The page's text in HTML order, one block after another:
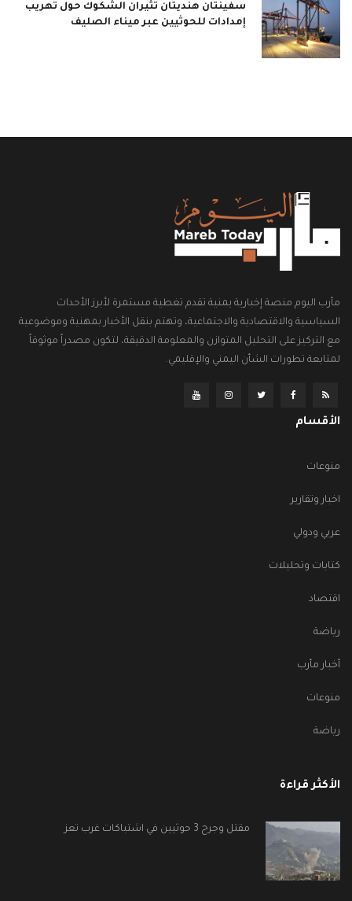
سفينتان هنديتان تثيران الشكوك حول تهريب
إمدادات للحوثيين عبر ميناء الصليف
مأرب اليوم منصة إخبارية يمنية تقدم تغطية مستمرة لأبرز الأحداث
السياسية والاقتصادية والاجتماعية، وتهتم بنقل الأخبار بمهنية وموضوعية
مع التركيز على التحليل المتوازن والمعلومة الدقيقة، لتكون مصدراً موثوقاً
لمتابعة تطورات الشأن اليمني والإقليمي.
الأقسام
منوعات
اخبار وتقارير
عربي ودولي
كتابات وتحليلات
اقتصاد
رياضة
أخبار مأرب
منوعات
رياضة
الأكثر قراءة
مقتل وجرح 3 حوثيين في اشتباكات غرب تعز